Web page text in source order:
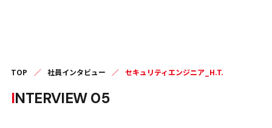
TOP ／ 社員インタビュー ／ セキュリティエンジニア_H.T.
INTERVIEW05